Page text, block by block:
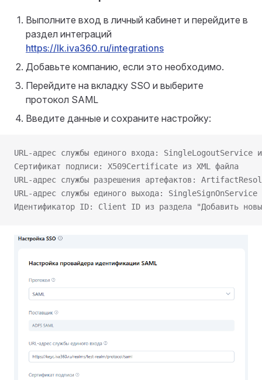
Выполните вход в личный кабинет и перейдите в
раздел интеграций
https://lk.iva360.ru/integrations
Добавьте компанию, если это необходимо.
Перейдите на вкладку SSO и выберите
протокол SAML
Введите данные и сохраните настройку:
URL-адрес службы единого входа: SingleLogoutService
Сертификат подписи: X509Certificate из XML файла
URL-адрес службы разрешения артефактов:
URL-адрес службы единого выхода: SingleSignOnService
Идентификатор ID: Client ID из раздела "Добавить